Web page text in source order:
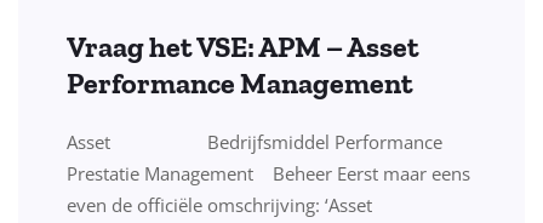
Vraag het VSE: APM – Asset
Performance Management
Asset Bedrijfsmiddel Performance
Prestatie Management Beheer Eerst maar eens
even de officiële omschrijving: ‘Asset